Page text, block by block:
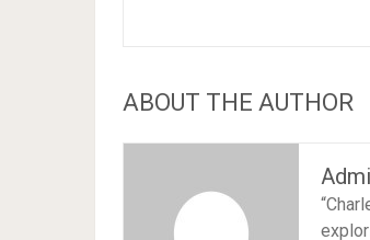
ABOUT THE AUTHOR